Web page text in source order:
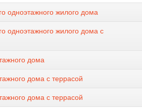
одноэтажного жилого дома
одноэтажного жилого дома с
дома
дома с террасой
дома с террасой